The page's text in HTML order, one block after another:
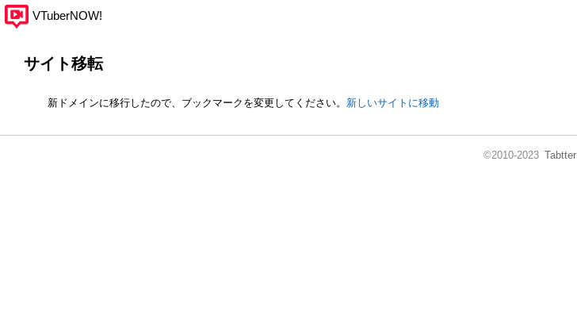
VTuberNOW!
サイト移転
新ドメインに移行したので、ブックマークを変更してください。 新しいサイトに移動
©2010-2023 Tabtter